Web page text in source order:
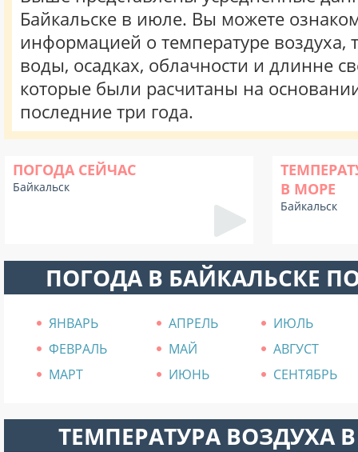
Байкальске в июле. Вы можете
информацией о температуре воздуха,
воды, осадках, облачности и длинне
которые были расчитаны на
последние три года.
ПОГОДА СЕЙЧАС
Байкальск
В МОРЕ
Байкальск
ПОГОДА В БАЙКАЛЬСКЕ
ЯНВАРЬ АПРЕЛЬ
ИЮЛЬ
ФЕВРАЛЬ
МАЙ
АВГУСТ
МАРТ
ИЮНЬ СЕНТЯБРЬ
ТЕМПЕРАТУРА ВОЗДУХА